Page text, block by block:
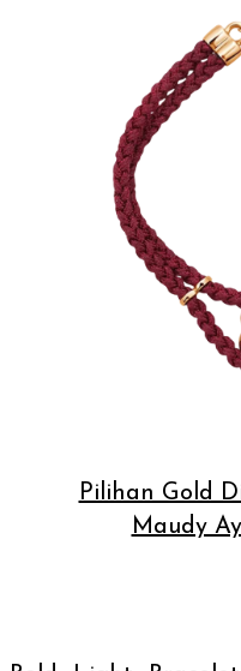
Pilihan Gold
Maudy